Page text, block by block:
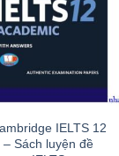
IELTS 12
– Sách luyện đề